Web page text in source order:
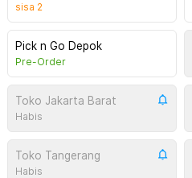
sisa 2
Pick n Go Depok
Pre-Order
Toko Jakarta Barat
Habis
Toko Tangerang
Habis